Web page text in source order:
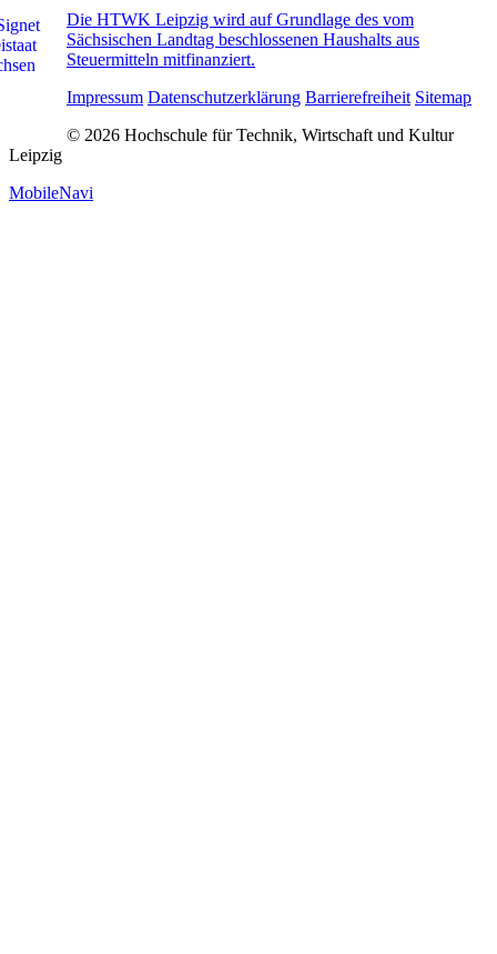
Die HTWK Leipzig wird auf Grundlage des vom
Sächsischen Landtag beschlossenen Haushalts aus
Steuermitteln mitfinanziert.
Impressum Datenschutzerklärung Barrierefreiheit Sitemap
© 2026 Hochschule für Technik, Wirtschaft und Kultur
Leipzig
MobileNavi